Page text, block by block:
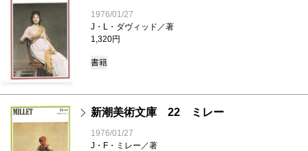
1976/01/27
J・L・ダヴィッド／著
1,320円
書籍
新潮美術文庫 22 ミレー
1976/01/27
J・F・ミレー／著